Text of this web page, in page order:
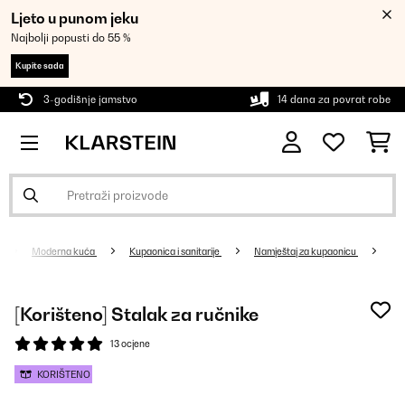
Ljeto u punom jeku
Najbolji popusti do 55 %
Kupite sada
3-godišnje jamstvo 14 dana za povrat robe
Moderna kuća Kupaonica i sanitarije Namještaj za kupaonicu
[Korišteno] Stalak za ručnike
13 ocjene
KORIŠTENO